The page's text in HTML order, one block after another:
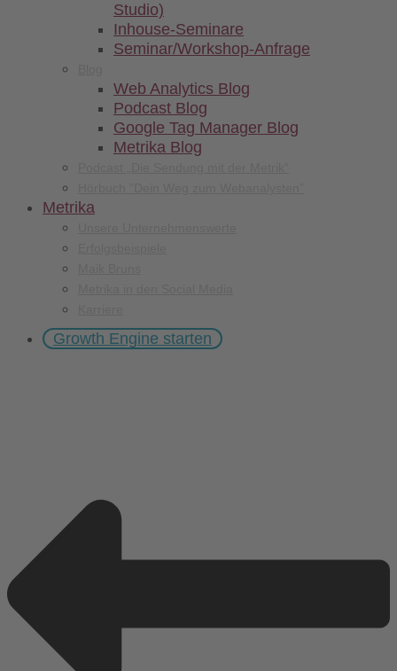
Studio)
Inhouse-Seminare
Seminar/Workshop-Anfrage
Web Analytics Blog
Podcast Blog
Google Tag Manager Blog
Metrika Blog
Metrika
Growth Engine starten